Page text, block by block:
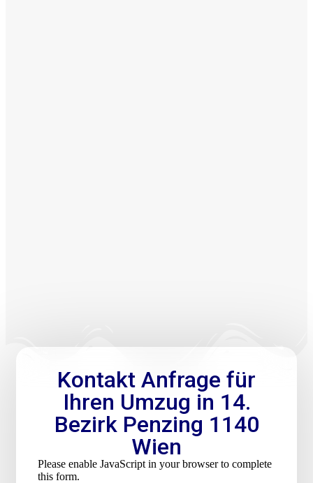
Kontakt Anfrage für
Ihren Umzug in 14.
Bezirk Penzing 1140
Wien
Please enable JavaScript in your browser to complete
this form.